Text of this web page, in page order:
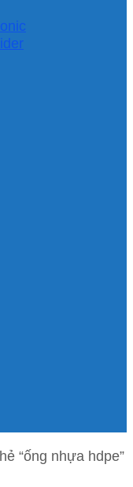
“ống nhựa hdpe”